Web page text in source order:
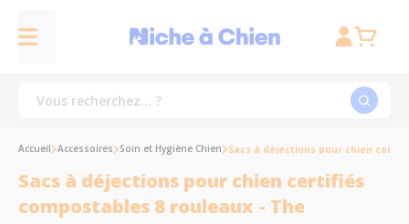
Accueil Accessoires Soin et Hygiène Chien Sacs à déjections pour chien
Sacs à déjections pour chien certifiés
compostables 8 rouleaux - The